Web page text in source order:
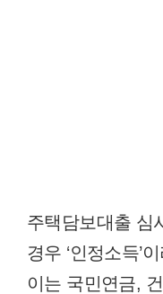
주택담보대출 심
경우 ‘인정소득’
이는 국민연금,